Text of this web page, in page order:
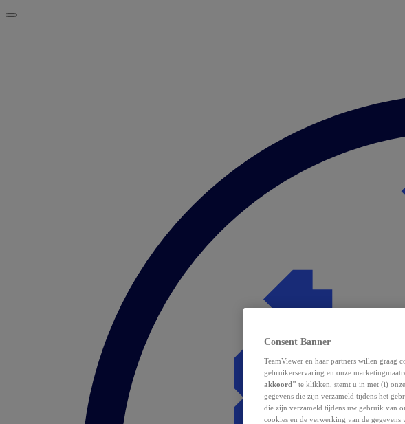
Consent Banner
TeamViewer en haar partners willen graag
gebruikerservaring en onze
akkoord" te klikken, stemt u in met (i)
gegevens die zijn verzameld tijdens het
die zijn verzameld tijdens uw gebruik van
cookies en de verwerking van de gegevens